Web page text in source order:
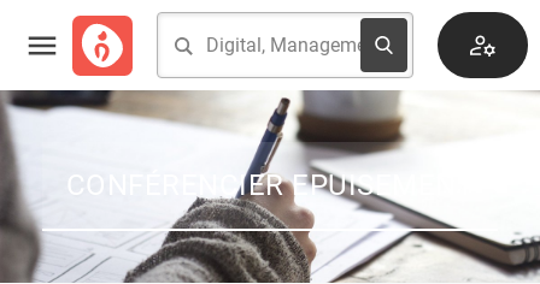
CONFÉRENCIER EPUISEMENT